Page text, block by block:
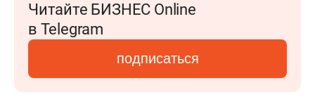
Читайте БИЗНЕС Online
в Telegram
подписаться